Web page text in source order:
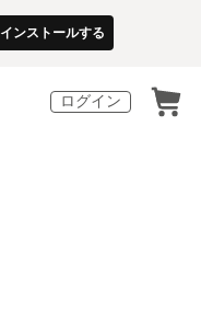
インストールする
ログイン